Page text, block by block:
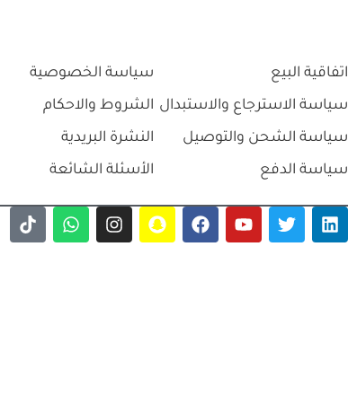
اتفاقية البيع
سياسة الاسترجاع والاستبدال
سياسة الشحن والتوصيل
سياسة الدفع
سياسة الخصوصية
الشروط والاحكام
النشرة البريدية
الأسئلة الشائعة